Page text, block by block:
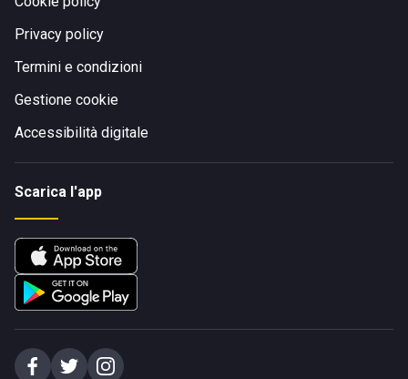
Privacy policy
Termini e condizioni
Gestione cookie
Accessibilità digitale
Scarica l'app